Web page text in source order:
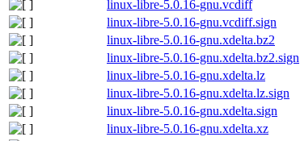
linux-libre-5.0.16-gnu.vcdiff
linux-libre-5.0.16-gnu.vcdiff.sign
linux-libre-5.0.16-gnu.xdelta.bz2
linux-libre-5.0.16-gnu.xdelta.bz2.sign
linux-libre-5.0.16-gnu.xdelta.lz
linux-libre-5.0.16-gnu.xdelta.lz.sign
linux-libre-5.0.16-gnu.xdelta.sign
linux-libre-5.0.16-gnu.xdelta.xz